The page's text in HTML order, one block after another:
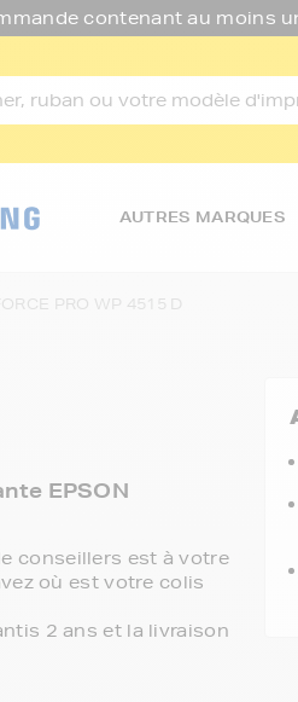
contenant au moins
AUTRES MARQUES
PRO WP 4515 D
EPSON
conseillers est à votre
où est votre colis
2 ans et la livraison